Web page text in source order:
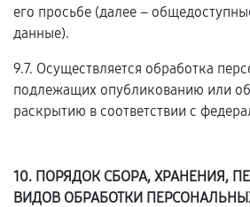
его просьбе (далее –
данные).
9.7. Осуществляется обработка
подлежащих опубликованию или
раскрытию в соответствии с
10. ПОРЯДОК СБОРА, ХРАНЕНИЯ,
ВИДОВ ОБРАБОТКИ